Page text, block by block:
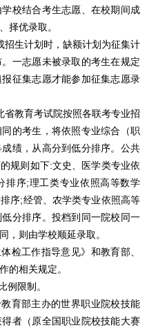
校结合考生志愿、在校期间成
择优录取。
招生计划时，缺额计划为征集计
一志愿未被录取的考生在规定
征集志愿才能参加征集志愿录
省教育考试院按照各联考专业招
的考生，将依照专业综合（职
绩，从高分到低分排序。公共
规则如下:文史、医学类专业依
排序;理工类专业依照高等数学
序;经管、农学类专业依照高等
分排序。投档到同一院校同一
，则由学校顺延录取。
检工作指导意见》和教育部、
的相关规定。
例限制。
育部主办的世界职业院校技能
者（原全国职业院校技能大赛